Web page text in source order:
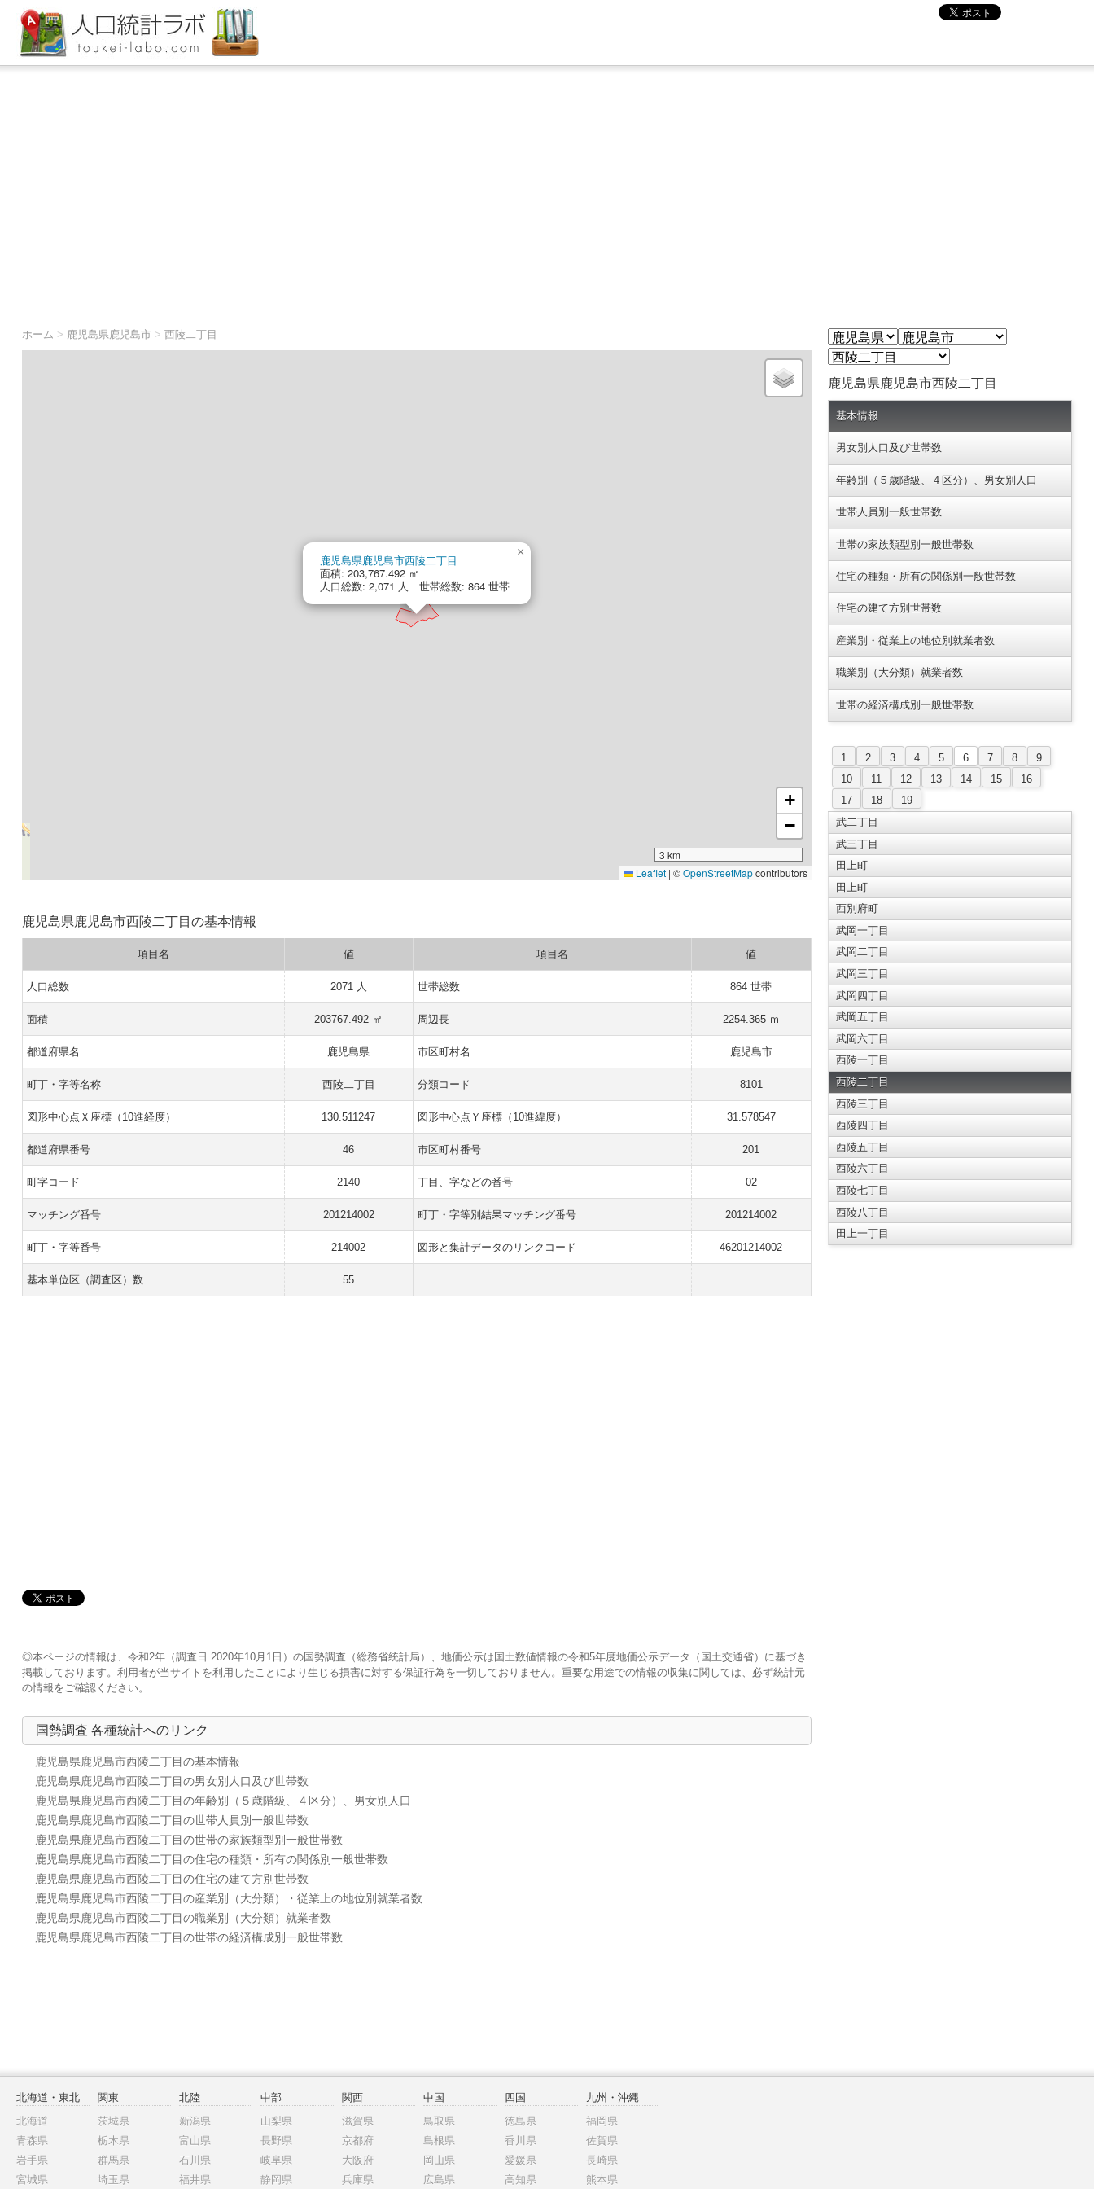
ホーム > 鹿児島県鹿児島市> 西陵二丁目
鹿児島県鹿児島市西陵二丁目
面積: 203,767.492 ㎡
人口総数: 2,071 人 世帯総数: 864 世帯
×
+
−
3 km
Leaflet | ©OpenStreetMapcontributors
鹿児島県鹿児島市西陵二丁目の基本情報
項目名 値 項目名 値
人口総数 2071 人 世帯総数 864 世帯
面積 203767.492 ㎡ 周辺長 2254.365 ｍ
都道府県名 鹿児島県 市区町村名 鹿児島市
町丁・字等名称 西陵二丁目 分類コード 8101
図形中心点Ｘ座標（10進経度） 130.511247 図形中心点Ｙ座標（10進緯度） 31.578547
都道府県番号 46 市区町村番号 201
町字コード 2140 丁目、字などの番号 02
マッチング番号 201214002 町丁・字等別結果マッチング番号 201214002
町丁・字等番号 214002 図形と集計データのリンクコード 46201214002
基本単位区（調査区）数 55
◎本ページの情報は、令和2年（調査日 2020年10月1日）の国勢調査（総務省統計局）、地価公示は国土数値情報の令和5年度地価公示データ（国土交通省）に基づき
掲載しております。利用者が当サイトを利用したことにより生じる損害に対する保証行為を一切しておりません。重要な用途での情報の収集に関しては、必ず統計元
の情報をご確認ください。
国勢調査 各種統計へのリンク
鹿児島県鹿児島市西陵二丁目の基本情報
鹿児島県鹿児島市西陵二丁目の男女別人口及び世帯数
鹿児島県鹿児島市西陵二丁目の年齢別（５歳階級、４区分）、男女別人口
鹿児島県鹿児島市西陵二丁目の世帯人員別一般世帯数
鹿児島県鹿児島市西陵二丁目の世帯の家族類型別一般世帯数
鹿児島県鹿児島市西陵二丁目の住宅の種類・所有の関係別一般世帯数
鹿児島県鹿児島市西陵二丁目の住宅の建て方別世帯数
鹿児島県鹿児島市西陵二丁目の産業別（大分類）・従業上の地位別就業者数
鹿児島県鹿児島市西陵二丁目の職業別（大分類）就業者数
鹿児島県鹿児島市西陵二丁目の世帯の経済構成別一般世帯数
鹿児島県鹿児島市西陵二丁目
基本情報
男女別人口及び世帯数
年齢別（５歳階級、４区分）、男女別人口
世帯人員別一般世帯数
世帯の家族類型別一般世帯数
住宅の種類・所有の関係別一般世帯数
住宅の建て方別世帯数
産業別・従業上の地位別就業者数
職業別（大分類）就業者数
世帯の経済構成別一般世帯数
1 2 3 4 5 6 7 8
9
10
11 12 13 14 15
16
17
18
19
武二丁目
武三丁目
田上町
田上町
西別府町
武岡一丁目
武岡二丁目
武岡三丁目
武岡四丁目
武岡五丁目
武岡六丁目
西陵一丁目
西陵二丁目
西陵三丁目
西陵四丁目
西陵五丁目
西陵六丁目
西陵七丁目
西陵八丁目
田上一丁目
北海道・東北
北海道
青森県
岩手県
宮城県
関東
茨城県
栃木県
群馬県
埼玉県
北陸
新潟県
富山県
石川県
福井県
中部
山梨県
長野県
岐阜県
静岡県
関西
滋賀県
京都府
大阪府
兵庫県
中国
鳥取県
島根県
岡山県
広島県
四国
徳島県
香川県
愛媛県
高知県
九州・沖縄
福岡県
佐賀県
長崎県
熊本県